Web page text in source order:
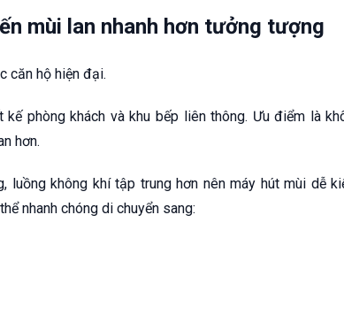
mùi lan nhanh hơn tưởng tượng
căn hộ hiện đại.
phòng khách và khu bếp liên thông. Ưu điểm là
hơn.
luồng không khí tập trung hơn nên máy hút mùi dễ
nhanh chóng di chuyển sang: